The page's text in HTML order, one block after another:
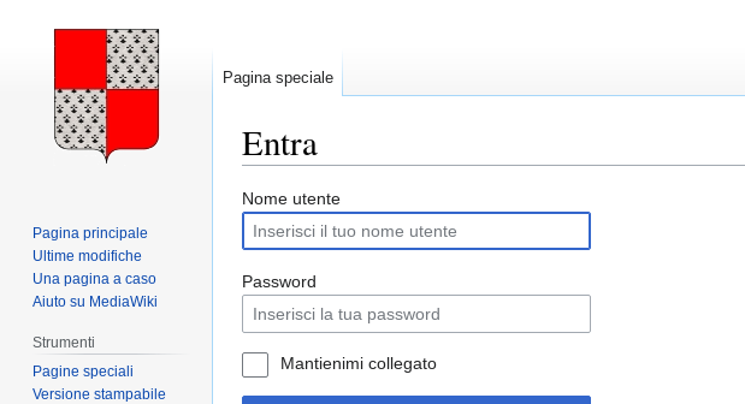
Entra
Vai
alla
navigazione
Vai
alla
ricerca
Nome utente
Password
Mantienimi collegato
Pagina speciale
Pagina principale
Ultime modifiche
Una pagina a caso
Aiuto su MediaWiki
Strumenti
Pagine speciali
Versione stampabile